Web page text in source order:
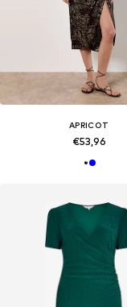
APRICOT
€53,96